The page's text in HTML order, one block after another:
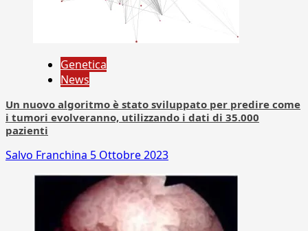
Genetica
News
Un nuovo algoritmo è stato sviluppato per predire come
i tumori evolveranno, utilizzando i dati di 35.000
pazienti
Salvo Franchina 5 Ottobre 2023